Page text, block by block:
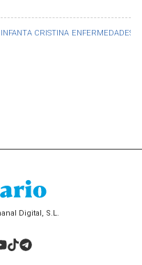
INFANTA CRISTINA ENFERMEDADES
Digital, S.L.
YouTube
TikTok
Telegram